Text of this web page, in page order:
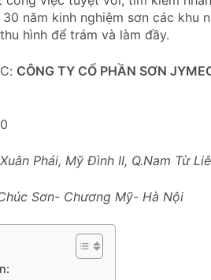
năm kinh nghiệm sơn các khu
hình để trám và làm đầy.
CÔNG TY CỔ PHẦN SƠN
Phái, Mỹ Đình II, Q.Nam Từ
Sơn- Chương Mỹ- Hà Nội